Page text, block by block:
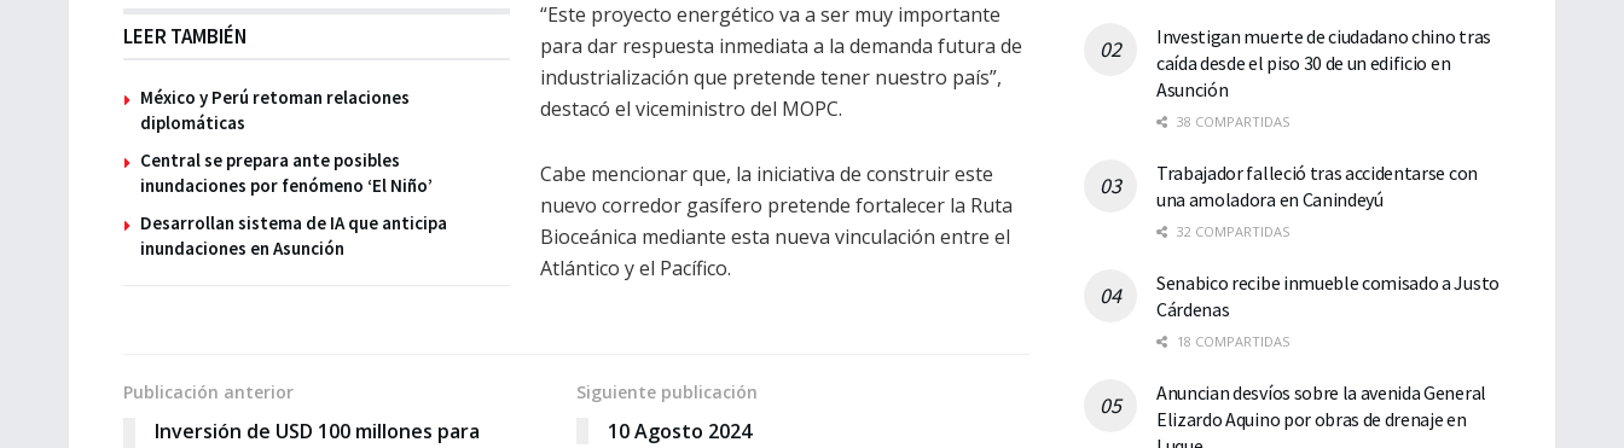
LEER TAMBIÉN
México y Perú retoman relaciones
diplomáticas
Central se prepara ante posibles
inundaciones por fenómeno ‘El Niño’
Desarrollan sistema de IA que anticipa
inundaciones en Asunción
“Este proyecto energético va a ser muy importante
para dar respuesta inmediata a la demanda futura de
industrialización que pretende tener nuestro país”,
destacó el viceministro del MOPC.
Cabe mencionar que, la iniciativa de construir este
nuevo corredor gasífero pretende fortalecer la Ruta
Bioceánica mediante esta nueva vinculación entre el
Atlántico y el Pacífico.
Publicación anterior
Inversión de USD 100 millones para
Siguiente publicación
10 Agosto 2024
Investigan muerte de ciudadano chino tras
caída desde el piso 30 de un edificio en
Asunción
38 COMPARTIDAS
Trabajador falleció tras accidentarse con
una amoladora en Canindeyú
32 COMPARTIDAS
Senabico recibe inmueble comisado a Justo
Cárdenas
18 COMPARTIDAS
Anuncian desvíos sobre la avenida General
Elizardo Aquino por obras de drenaje en